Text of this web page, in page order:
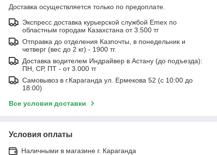
Доставка осуществляется только по предоплате.
Экспресс доставка курьерской службой Emex по
областным городам Казахстана от 3.500 тг
Отправка до отделения Казпочты, в понедельник и
четверг (вес до 2 кг) - 1900 тг.
Доставка водителем Индрайвер в Астану (до подъезда):
ПН, СР, ПТ - от 3.000 тг
Самовывоз в г.Караганда ул. Ермекова 52 (с 10:00 до
18:00)
Все условия доставки
Условия оплаты
Наличными в магазине г. Караганда